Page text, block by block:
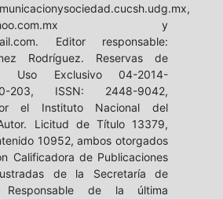
y
Editor responsable:
Rodríguez. Reservas de
Uso Exclusivo 04-2014-
203, ISSN: 2448-9042,
el Instituto Nacional del
Licitud de Título 13379,
10952, ambos otorgados
Calificadora de Publicaciones
de la Secretaría de
Responsable de la última